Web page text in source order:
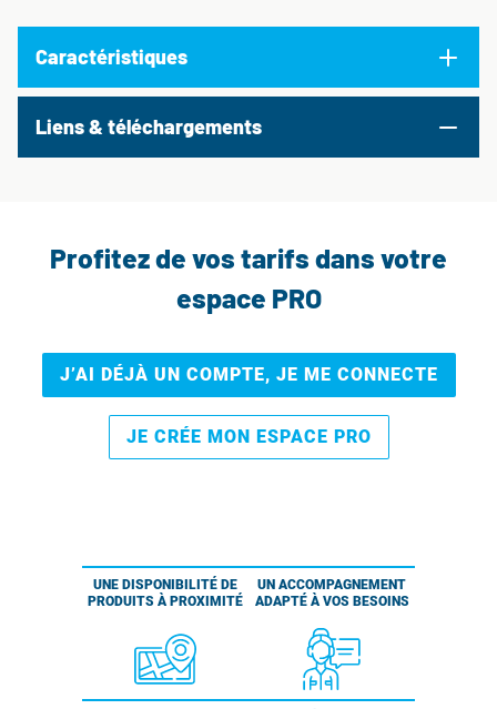
Caractéristiques
Liens & téléchargements
Profitez de vos tarifs dans votre
espace PRO
J’AI DÉJÀ UN COMPTE, JE ME CONNECTE
JE CRÉE MON ESPACE PRO
UNE DISPONIBILITÉ DE
PRODUITS À PROXIMITÉ
UN ACCOMPAGNEMENT
ADAPTÉ À VOS BESOINS